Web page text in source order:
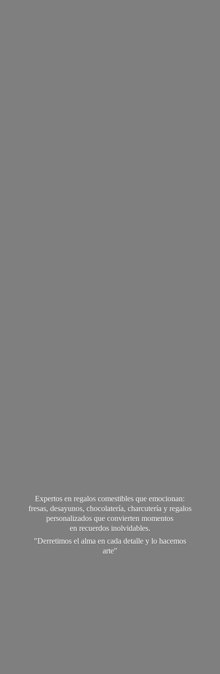
Expertos en regalos comestibles que emocionan:
fresas, desayunos, chocolatería, charcutería y regalos
personalizados que convierten momentos
en recuerdos inolvidables.
"Derretimos el alma en cada detalle y lo hacemos
arte"